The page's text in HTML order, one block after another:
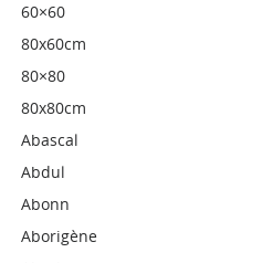
60×60
80x60cm
80×80
80x80cm
Abascal
Abdul
Abonn
Aborigène